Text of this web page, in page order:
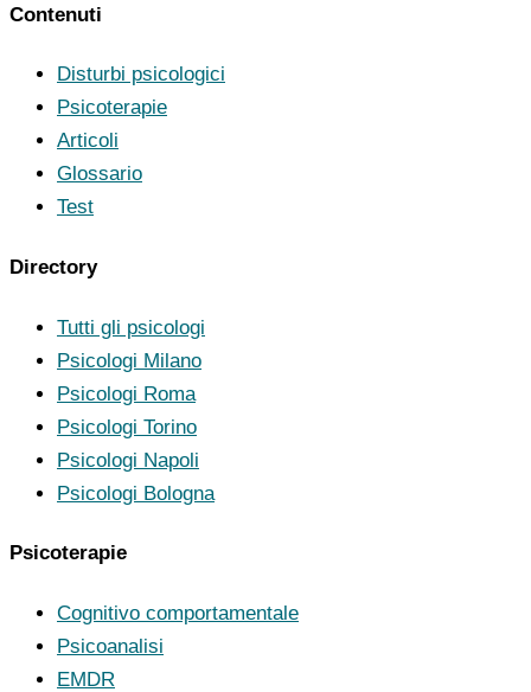
Contenuti
Disturbi psicologici
Psicoterapie
Articoli
Glossario
Test
Directory
Tutti gli psicologi
Psicologi Milano
Psicologi Roma
Psicologi Torino
Psicologi Napoli
Psicologi Bologna
Psicoterapie
Cognitivo comportamentale
Psicoanalisi
EMDR